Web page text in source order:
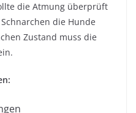
die Atmung überprüft
die Hunde
Zustand muss die